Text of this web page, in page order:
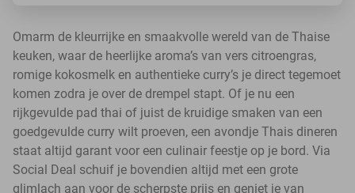
Omarm de kleurrijke en smaakvolle wereld van de Thaise
keuken, waar de heerlijke aroma’s van vers citroengras,
romige kokosmelk en authentieke curry’s je direct tegemoet
komen zodra je over de drempel stapt. Of je nu een
rijkgevulde pad thai of juist de kruidige smaken van een
goedgevulde curry wilt proeven, een avondje Thais dineren
staat altijd garant voor een culinair feestje op je bord. Via
Social Deal schuif je bovendien altijd met een grote
glimlach aan voor de scherpste prijs en geniet je van